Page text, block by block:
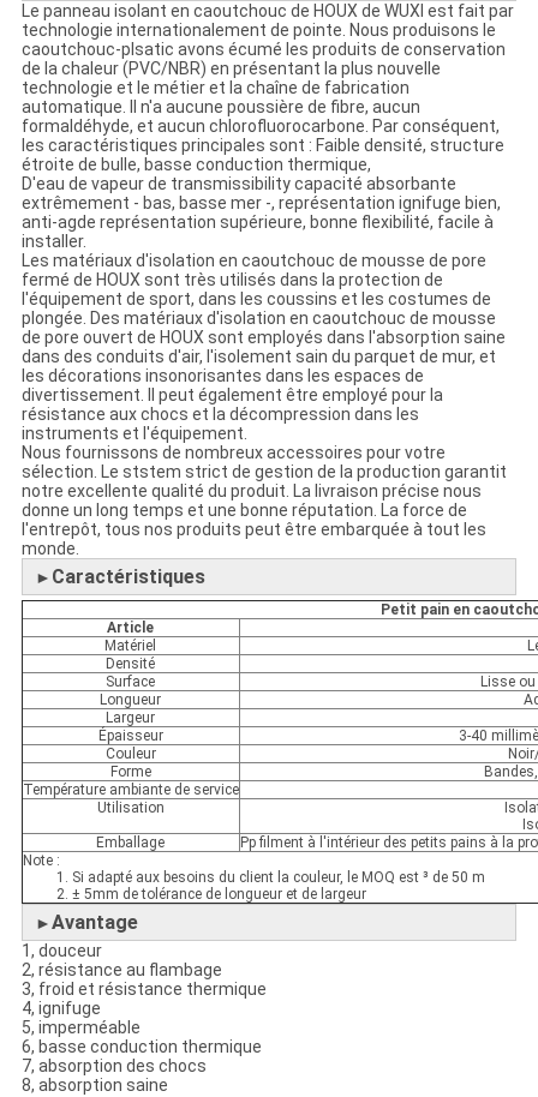
Le panneau isolant en caoutchouc de HOUX de WUXI est fait par
technologie internationalement de pointe. Nous produisons le
caoutchouc-plsatic avons écumé les produits de conservation
de la chaleur (PVC/NBR) en présentant la plus nouvelle
technologie et le métier et la chaîne de fabrication
automatique. Il n'a aucune poussière de fibre, aucun
formaldéhyde, et aucun chlorofluorocarbone. Par conséquent,
les caractéristiques principales sont : Faible densité, structure
étroite de bulle, basse conduction thermique,
D'eau de vapeur de transmissibility capacité absorbante
extrêmement - bas, basse mer -, représentation ignifuge bien,
anti-agde représentation supérieure, bonne flexibilité, facile à
installer.
Les matériaux d'isolation en caoutchouc de mousse de pore
fermé de HOUX sont très utilisés dans la protection de
l'équipement de sport, dans les coussins et les costumes de
plongée. Des matériaux d'isolation en caoutchouc de mousse
de pore ouvert de HOUX sont employés dans l'absorption saine
dans des conduits d'air, l'isolement sain du parquet de mur, et
les décorations insonorisantes dans les espaces de
divertissement. Il peut également être employé pour la
résistance aux chocs et la décompression dans les
instruments et l'équipement.
Nous fournissons de nombreux accessoires pour votre
sélection. Le ststem strict de gestion de la production garantit
notre excellente qualité du produit. La livraison précise nous
donne un long temps et une bonne réputation. La force de
l'entrepôt, tous nos produits peut être embarquée à tout les
monde.
► Caractéristiques
Petit pain en
Article
Matériel
Densité
Surface
Lisse
Longueur
Largeur
Épaisseur
3-40
Couleur
Forme
Température ambiante de service
Utilisation
Emballage
Pp filment à l'intérieur des petits pains à la
Note :
1. Si adapté aux besoins du client la couleur, le MOQ est ³ de 50 m
2. ± 5mm de tolérance de longueur et de largeur
►Avantage
1, douceur
2, résistance au flambage
3, froid et résistance thermique
4, ignifuge
5, imperméable
6, basse conduction thermique
7, absorption des chocs
8, absorption saine